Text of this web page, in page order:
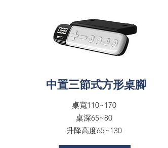
中置三節式方形桌腳
桌寬110~170
桌深65~80
升降高度65~130